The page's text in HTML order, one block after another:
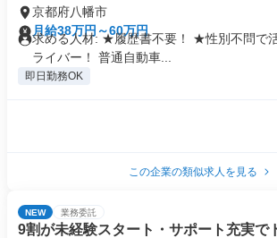
京都府八幡市
月給38万円～60万円
求める人材: ★履歴書不要！ ★性別不問で
ライバー！ 普通自動車...
即日勤務OK
この企業の類似求人を見る
NEW 業務委託
9割が未経験スタート・サポート充実で